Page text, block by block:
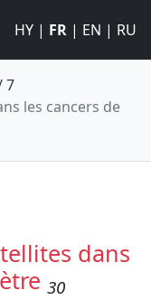
HY | FR | EN | RU
7
les cancers de
dans
30